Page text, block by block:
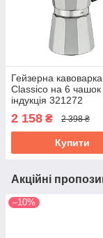
Гейзерна
Classico на 6 чашок
індукція 321272
2 158 ₴ 2 398 ₴
Купити
Акційні
–10%